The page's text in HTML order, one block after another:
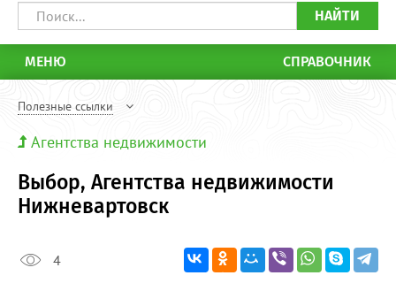
НАЙТИ
МЕНЮ СПРАВОЧНИК
Полезные ссылки
Агентства недвижимости
Выбор, Агентства недвижимости
Нижневартовск
4